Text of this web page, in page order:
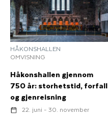
HÅKONSHALLEN
OMVISNING
Håkonshallen gjennom
750 år: storhetstid, forfall
og gjenreisning
22. juni - 30. november